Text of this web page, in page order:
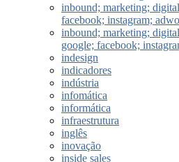
inbound; marketing;
facebook; instagram;
inbound; marketing;
google; facebook;
indesign
indicadores
indústria
infomática
informática
infraestrutura
inglês
inovação
inside sales